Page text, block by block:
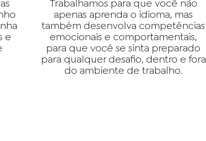
e
Trabalhamos para que você não
apenas aprenda o idioma, mas
também desenvolva competências
emocionais e comportamentais,
para que você se sinta preparado
para qualquer desafio, dentro e fora
do ambiente de trabalho.